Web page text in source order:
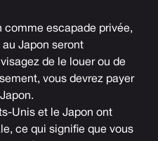
comme escapade privée,
Japon seront
de le louer ou de
vous devrez payer
Unis et le Japon ont
ce qui signifie que vous